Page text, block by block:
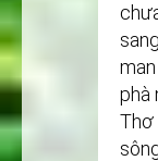
phà
Thơ